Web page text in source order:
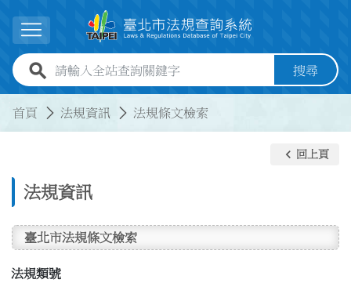
展開選單
全站查詢關鍵字欄位 搜尋
首頁 法規資訊 法規條文檢索
法規資訊
keyboard_arrow_left 回上頁
臺北市法規條文檢索
法規類號